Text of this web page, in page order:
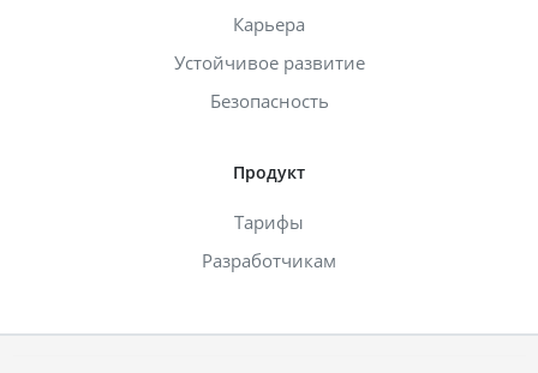
Карьера
Устойчивое развитие
Безопасность
Продукт
Тарифы
Разработчикам